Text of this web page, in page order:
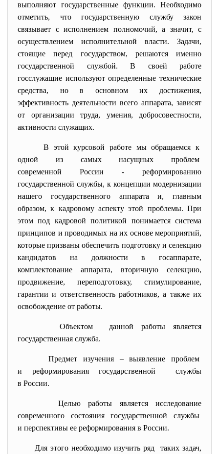
выполняют государственные функции. Необходимо
отметить, что государственную службу закон
связывает с исполнением полномочий, а значит, с
осуществлением исполнительной власти. Задачи,
стоящие перед государством, решаются именно
государственной службой. В своей работе
госслужащие используют определенные технические
средства, но в основном их достижения,
эффективность деятельности всего аппарата, зависят
от организации труда, умения, добросовестности,
активности служащих.
В этой курсовой работе мы обращаемся к
одной из самых насущных проблем
современной России - реформированию
государственной службы, к концепции модернизации
нашего государственного аппарата и, главным
образом, к кадровому аспекту этой проблемы. При
этом под кадровой политикой понимается система
принципов и проводимых на их основе мероприятий,
которые призваны обеспечить подготовку и селекцию
кандидатов на должности в госаппарате,
комплектование аппарата, вторичную селекцию,
продвижение, переподготовку, стимулирование,
гарантии и ответственность работников, а также их
освобождение от работы.
Объектом данной работы является
государственная служба.
Предмет изучения – выявление проблем
и реформирования государственной службы
в России.
Целью работы является исследование
современного состояния государственной службы
и перспективы ее реформирования в России.
Для этого необходимо изучить ряд таких задач,